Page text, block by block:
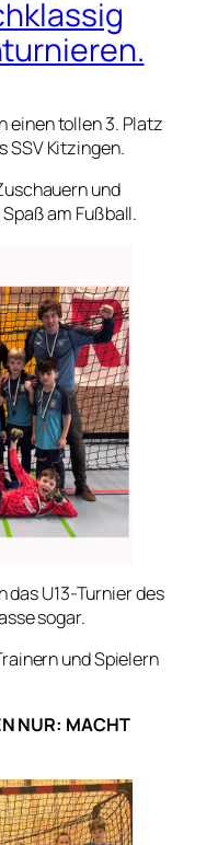
einen tollen 3. Platz
SSV Kitzingen.
und
am Fußball.
das U13-Turnier des
sogar.
und Spielern
NUR: MACHT